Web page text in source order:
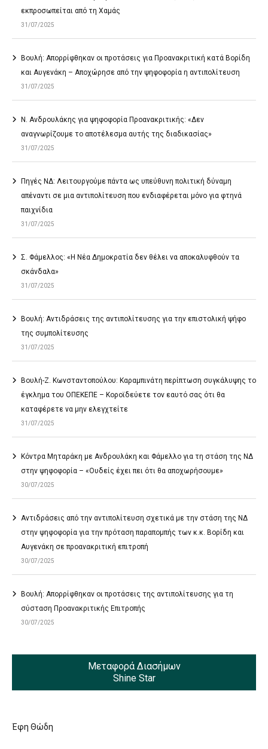
εκπροσωπείται από τη Χαμάς
31/07/2025
Βουλή: Απορρίφθηκαν οι προτάσεις για Προανακριτική κατά Βορίδη
και Αυγενάκη – Αποχώρησε από την ψηφοφορία η αντιπολίτευση
31/07/2025
Ν. Ανδρουλάκης για ψηφοφορία Προανακριτικής: «Δεν
αναγνωρίζουμε το αποτέλεσμα αυτής της διαδικασίας»
31/07/2025
Πηγές ΝΔ: Λειτουργούμε πάντα ως υπεύθυνη πολιτική δύναμη
απέναντι σε μια αντιπολίτευση που ενδιαφέρεται μόνο για φτηνά
παιχνίδια
31/07/2025
Σ. Φάμελλος: «Η Νέα Δημοκρατία δεν θέλει να αποκαλυφθούν τα
σκάνδαλα»
31/07/2025
Βουλή: Αντιδράσεις της αντιπολίτευσης για την επιστολική ψήφο
της συμπολίτευσης
31/07/2025
Βουλή-Ζ. Κωνσταντοπούλου: Καραμπινάτη περίπτωση συγκάλυψης το
έγκλημα του ΟΠΕΚΕΠΕ – Κοροϊδεύετε τον εαυτό σας ότι θα
καταφέρετε να μην ελεγχτείτε
31/07/2025
Κόντρα Μηταράκη με Ανδρουλάκη και Φάμελλο για τη στάση της ΝΔ
στην ψηφοφορία – «Ουδείς έχει πει ότι θα αποχωρήσουμε»
30/07/2025
Αντιδράσεις από την αντιπολίτευση σχετικά με την στάση της ΝΔ
στην ψηφοφορία για την πρόταση παραπομπής των κ.κ. Βορίδη και
Αυγενάκη σε προανακριτική επιτροπή
30/07/2025
Βουλή: Απορρίφθηκαν οι προτάσεις της αντιπολίτευσης για τη
σύσταση Προανακριτικής Επιτροπής
30/07/2025
Μεταφορά Διασήμων
Shine Star
Έφη Θώδη